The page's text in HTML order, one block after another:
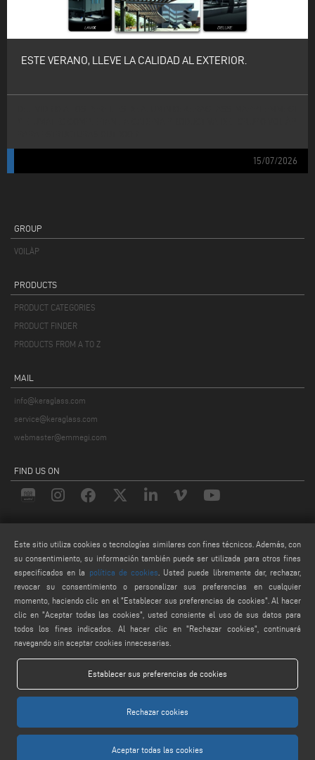
ESTE VERANO, LLEVE LA CALIDAD AL EXTERIOR.
15/07/2026
GROUP
VOILÀP
PRODUCTS
PRODUCT CATEGORIES
PRODUCT FINDER
PRODUCTS FROM A TO Z
MAIL
info@keraglass.com
service@keraglass.com
webmaster@emmegi.com
FIND US ON
PRIVACY POLICY
LEGAL NOTES
COOKIE POLICY
Keraglass S.r.l. - Via Sassogattone, 13/A 42031 Baiso (RE) ITALY - Phone +39 0522
993027 - P.IVA 02611750353
Este sitio utiliza cookies o tecnologías similares con fines técnicos. Además, con
su consentimiento, su información también puede ser utilizada para otros fines
especificados en la
política de cookies . Usted puede libremente dar, rechazar,
revocar su consentimiento o personalizar sus preferencias en cualquier
momento, haciendo clic en el "Establecer sus preferencias de cookies". Al hacer
clic en "Aceptar todas las cookies", usted consiente el uso de sus datos para
todos los fines indicados. Al hacer clic en "Rechazar cookies", continuará
navegando sin aceptar cookies innecesarias.
Establecer sus preferencias de cookies
Rechazar cookies
Aceptar todas las cookies